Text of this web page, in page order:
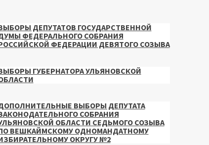
ДЕПУТАТОВ ГОСУДАРСТВЕННОЙ
ФЕДЕРАЛЬНОГО СОБРАНИЯ
ФЕДЕРАЦИИ ДЕВЯТОГО СОЗЫВА
ГУБЕРНАТОРА УЛЬЯНОВСКОЙ
ВЫБОРЫ ДЕПУТАТА
СОБРАНИЯ
ОБЛАСТИ СЕДЬМОГО СОЗЫВА
ВЕШКАЙМСКОМУ ОДНОМАНДАТНОМУ
ОКРУГУ №2